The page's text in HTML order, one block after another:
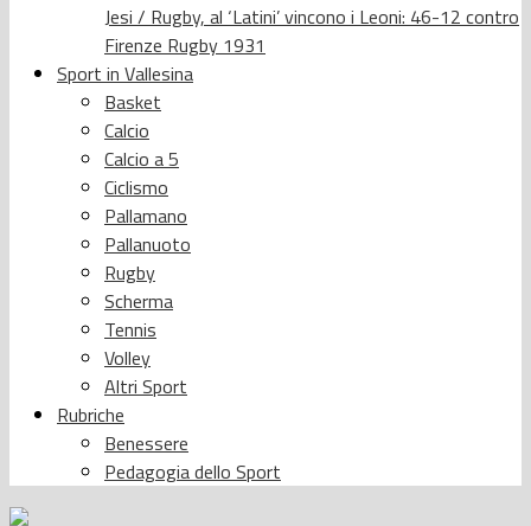
Jesi / Rugby, al ‘Latini’ vincono i Leoni: 46-12 contro
Firenze Rugby 1931
Sport in Vallesina
Basket
Calcio
Calcio a 5
Ciclismo
Pallamano
Pallanuoto
Rugby
Scherma
Tennis
Volley
Altri Sport
Rubriche
Benessere
Pedagogia dello Sport